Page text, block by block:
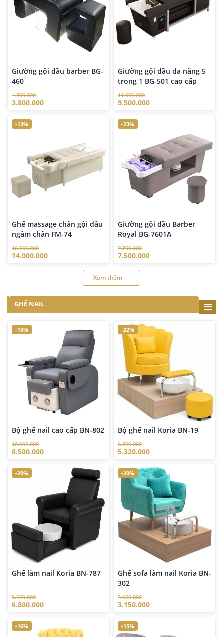
Giường gội đầu barber BG-
460
4.300.000
3.800.000
Giường gội đầu đa năng 5
trong 1 BG-501 cao cấp
11.000.000
9.500.000
-13%
Ghế massage chân gội đầu
ngâm chân FM-74
16.000.000
14.000.000
-23%
Giường gội đầu Barber
Royal BG-7601A
9.700.000
7.500.000
Xem thêm →
GHẾ NAIL
-15%
Bộ ghế nail cao cấp BN-802
10.000.000
8.500.000
-22%
Bộ ghế nail Koria BN-19
6.800.000
5.320.000
-20%
Ghế làm nail Koria BN-787
8.500.000
6.800.000
-20%
Ghế sofa làm nail Koria BN-
302
3.950.000
3.150.000
-16% -15%